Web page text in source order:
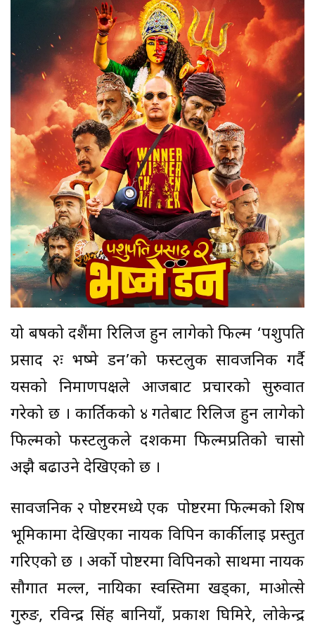
यो बर्षको दशैंमा रिलिज हुन लागेको फिल्म ‘पशुपति
प्रसाद २ः भष्मे डन’को फस्टलुक सार्वजनिक गर्दै
यसको निर्माणपक्षले आजबाट प्रचारको सुरुवात
गरेको छ । कार्तिकको ४ गतेबाट रिलिज हुन लागेको
फिल्मको फस्टलुकले दर्शकमा फिल्मप्रतिको चासो
अझै बढाउने देखिएको छ ।
सार्वजनिक २ पोष्टरमध्ये एक पोष्टरमा फिल्मको शिर्ष
भूमिकामा देखिएका नायक विपिन कार्कीलाई प्रस्तुत
गरिएको छ । अर्को पोष्टरमा विपिनको साथमा नायक
सौगात मल्ल, नायिका स्वस्तिमा खड्का, माओत्से
गुरुङ, रविन्द्र सिंह बानियाँ, प्रकाश घिमिरे, लोकेन्द्र